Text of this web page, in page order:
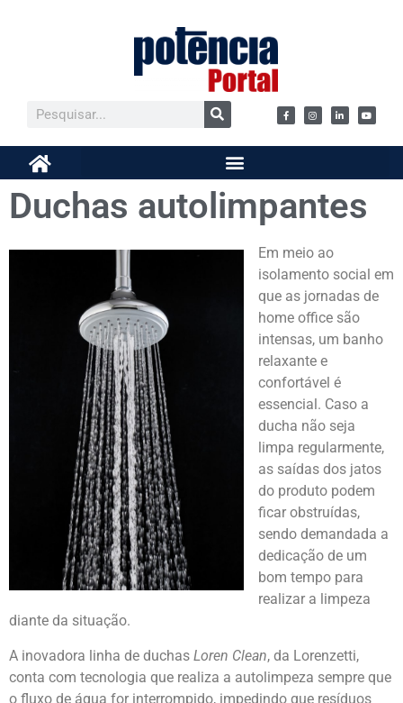
Duchas autolimpantes
Em meio ao
isolamento social em
que as jornadas de
home office são
intensas, um banho
relaxante e
confortável é
essencial. Caso a
ducha não seja
limpa regularmente,
as saídas dos jatos
do produto podem
ficar obstruídas,
sendo demandada a
dedicação de um
bom tempo para
realizar a limpeza
diante da situação.
A inovadora linha de duchas Loren Clean, da Lorenzetti,
conta com tecnologia que realiza a autolimpeza sempre que
o fluxo de água for interrompido, impedindo que resíduos